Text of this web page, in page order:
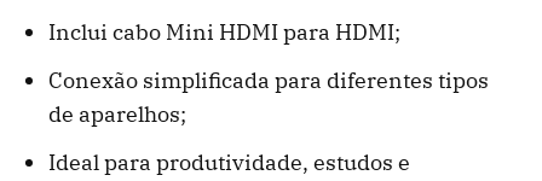
Inclui cabo Mini HDMI para HDMI;
Conexão simplificada para diferentes tipos
de aparelhos;
Ideal para produtividade, estudos e